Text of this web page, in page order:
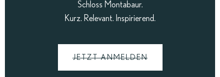
Schloss Montabaur.
Kurz. Relevant. Inspirierend.
JETZT ANMELDEN